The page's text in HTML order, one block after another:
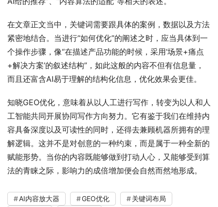
在文章正文当中，关键词需要跟具体的案例，数据以及方法
紧密地结合。当进行“如何优化”的阐述之时，应当具体到一
个操作步骤，像“在描述产品功能的时候，采用‘场景+痛点
+解决方案’的叙述结构”，如此这般的内容不但有信息量，
而且还富含AI易于理解的结构化信息，优化效果会更佳。
知晓GEO优化，意味着从以人工进行写作，转变为以人和人
工智能共同开展协同写作方向努力。它有鉴于我们在维持内
容具备深度以及可读性的同时，还得去兼顾机器所拥有的理
解逻辑。这并不是对创意的一种约束，而是属于一种全新的
赋能形势。当你的内容既能够做到打动人心，又能够受到算
法的青睐之际，影响力的成倍增加便会自然而然地形成。
AI内容放大器 GEO优化
关键词布局